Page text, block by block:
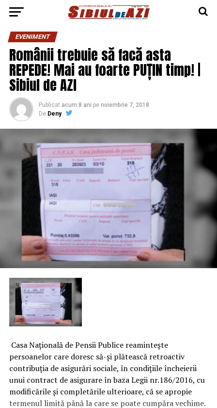
EVENIMENT
Românii trebuie să facă asta
REPEDE! Mai au foarte PUȚIN timp! |
Sibiul de AZI
Publicat acum 8 ani pe noiembrie 7, 2018
De Deny
Casa Naţională de Pensii Publice reaminteşte
persoanelor care doresc să-şi plătească retroactiv
contribuţia de asigurări sociale, în condiţiile încheierii
unui contract de asigurare în baza Legii nr.186/2016, cu
modificările şi completările ulterioare, că se apropie
termenul limită până la care se poate cumpăra vechime.